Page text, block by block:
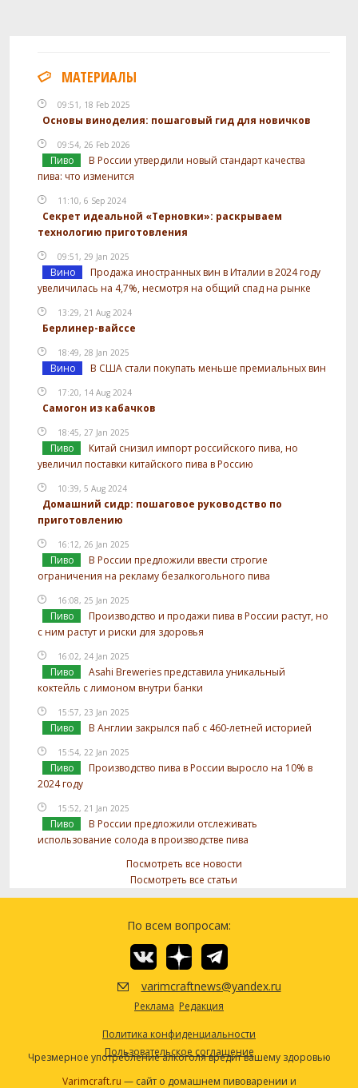
МАТЕРИАЛЫ
09:51, 18 Feb 2025
Основы виноделия: пошаговый гид для новичков
09:54, 26 Feb 2026
Пиво
В России утвердили новый стандарт качества
пива: что изменится
11:10, 6 Sep 2024
Секрет идеальной «Терновки»: раскрываем
технологию приготовления
09:51, 29 Jan 2025
Вино
Продажа иностранных вин в Италии в 2024 году
увеличилась на 4,7%, несмотря на общий спад на рынке
13:29, 21 Aug 2024
Берлинер-вайссе
18:49, 28 Jan 2025
Вино В США стали покупать меньше премиальных вин
17:20, 14 Aug 2024
Самогон из кабачков
18:45, 27 Jan 2025
Пиво
Китай снизил импорт российского пива, но
увеличил поставки китайского пива в Россию
10:39, 5 Aug 2024
Домашний сидр: пошаговое руководство по
приготовлению
16:12, 26 Jan 2025
Пиво
В России предложили ввести строгие
ограничения на рекламу безалкогольного пива
16:08, 25 Jan 2025
Пиво
Производство и продажи пива в России растут, но
с ним растут и риски для здоровья
16:02, 24 Jan 2025
Пиво
Asahi Breweries представила уникальный
коктейль с лимоном внутри банки
15:57, 23 Jan 2025
Пиво В Англии закрылся паб с 460-летней историей
15:54, 22 Jan 2025
Пиво
Производство пива в России выросло на 10% в
2024 году
15:52, 21 Jan 2025
Пиво
В России предложили отслеживать
использование солода в производстве пива
Посмотреть все новости
Посмотреть все статьи
По всем вопросам:
varimcraftnews@yandex.ru
Реклама Редакция
Политика конфиденциальности
Пользовательское соглашение
Чрезмерное употребление алкоголя вредит вашему здоровью
Varimcraft.ru — сайт о домашнем пивоварении и